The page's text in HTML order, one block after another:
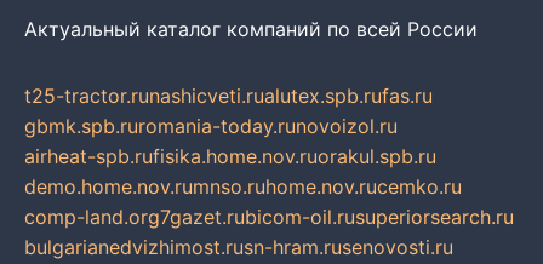
Актуальный каталог компаний по всей России
t25-tractor.runashicveti.rualutex.spb.rufas.ru
gbmk.spb.ruromania-today.runovoizol.ru
airheat-spb.rufisika.home.nov.ruorakul.spb.ru
demo.home.nov.rumnso.ruhome.nov.rucemko.ru
comp-land.org7gazet.rubicom-oil.rusuperiorsearch.ru
bulgarianedvizhimost.rusn-hram.rusenovosti.ru